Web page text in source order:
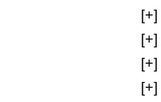
[+]
[+]
[+]
[+]